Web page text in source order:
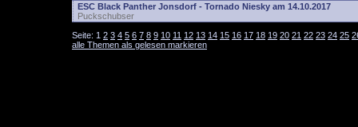
ESC Black Panther Jonsdorf - Tornado Niesky am 14.10.2017
Puckschubser
Seite: 1 2 3 4 5 6 7 8 9 10 11 12 13 14 15 16 17 18 19 20 21 22 23 24 25
alle Themen als gelesen markieren